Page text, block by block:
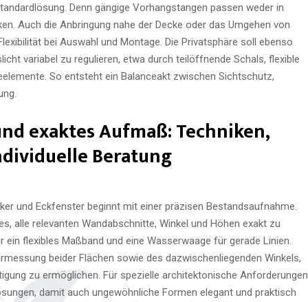
Denn gängige Vorhangstangen passen weder in
Auch die Anbringung nahe der Decke oder das Umgehen von
bei Auswahl und Montage. Die Privatsphäre soll ebenso
variabel zu regulieren, etwa durch teilöffnende Schals, flexible
So entsteht ein Balanceakt zwischen Sichtschutz,
exaktes Aufmaß: Techniken,
Beratung
und Eckfenster beginnt mit einer präzisen Bestandsaufnahme.
alle relevanten Wandabschnitte, Winkel und Höhen exakt zu
flexibles Maßband und eine Wasserwaage für gerade Linien.
beider Flächen sowie des dazwischenliegenden Winkels,
zu ermöglichen. Für spezielle architektonische Anforderungen
damit auch ungewöhnliche Formen elegant und praktisch